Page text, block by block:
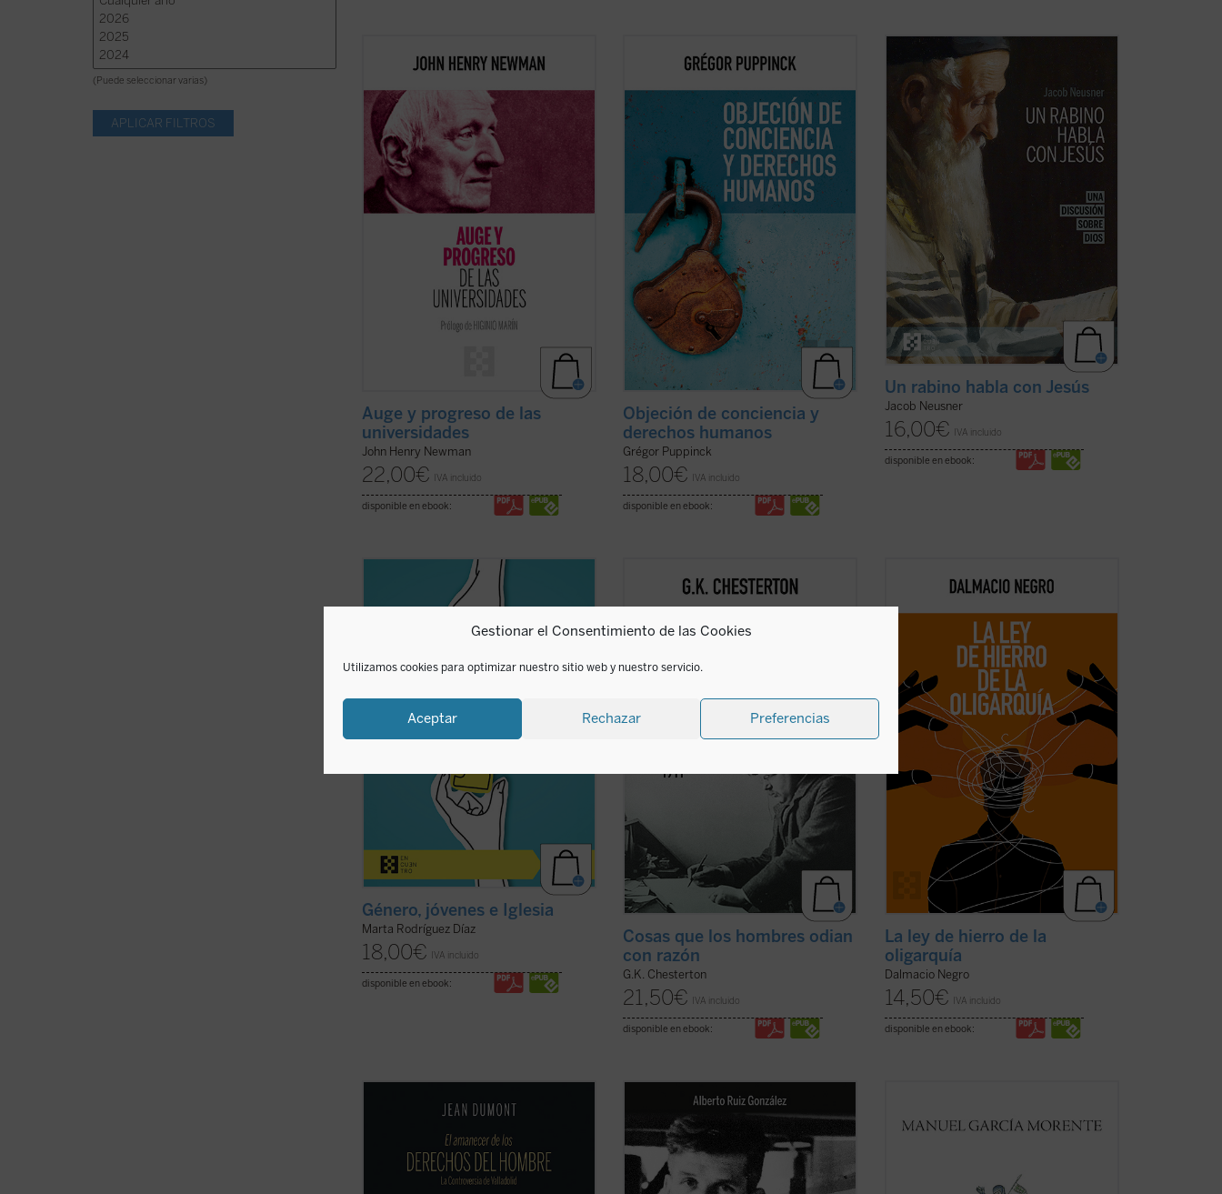
Gestionar el Consentimiento de las Cookies
Utilizamos cookies para optimizar nuestro sitio web y nuestro servicio.
Aceptar Rechazar Preferencias
(Puede seleccionar varias)
Hábilmente escrito y muy diáfano, el libro
los editores, la propuesta de Newman
como una invitación a la reflexión sobre
el ser y misión de la universidad que no
olvide las raíces que la sustentan....
ficha)
Auge y progreso de las
universidades
John Henry Newman
22,00€ IVA incluido
disponible en ebook:
El derecho a la objeción de conciencia se
cláusula de conciencia de los médicos, de
la negativa a vacunarse o de cualquier
otra práctica que choque contra las
convicciones de algunas personas. Este
libro ...(ver ficha)
Objeción de conciencia y
derechos humanos
Grégor Puppinck
18,00€ IVA incluido
disponible en ebook:
Imagínate transportado dos mil años
atrás, a Galilea, justo en el momento en
que Jesús pronuncia su Sermón de la
Montaña. Después de escucharle,
¿abandonarías tus convicciones
religiosas y tu ideología para seguirle, o
te aferrarías a ...
(ver ficha)
Un rabino habla con Jesús
Jacob Neusner
16,00€ IVA incluido
disponible en ebook:
Alrededor del género se ha abierto una
enorme brecha que separa a padres e
entienda y se escuche. En las familias es
acogidos y los padres se frustran ante
Género, jóvenes e Iglesia
Marta Rodríguez Díaz
18,00€ IVA incluido
disponible en ebook:
Coincidiendo ahora con el 150
contiene ensayos dedicados a la Navidad,
otros temas habituales y nombres tan
Cosas que los hombres odian
con razón
G.K. Chesterton
21,50€ IVA incluido
disponible en ebook:
Este ensayo, en el que se combina un
política occidental con una aguda
interpretación de la realidad actual, nos
ayuda a recuperar un modo realista de
ver el fenómeno político, muy pegado a
los hechos ...
(ver ficha)
La ley de hierro de la
oligarquía
Dalmacio Negro
14,50€ IVA incluido
disponible en ebook:
En 1550 comenzó un espectáculo insólito
historia, un emperador paraliza la
expansión de su imperio para suscitar un
debate: ¿es conforme a la justicia la
civilización y conversión de los indios del
Mario Borzaga, natural de Trento, había
llegado a Laos en 1957, recién ordenado
sacerdote. Fue martirizado poco
después, en 1960, a sus 27 años. Escribió
un precioso diario que da voz a su
vocación de misionero oblato, que
conferencias de Manuel García Morente
intelectual de su autor. La lectura de ...